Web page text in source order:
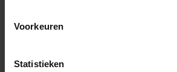
Voorkeuren
Statistieken